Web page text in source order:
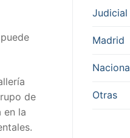
de
en la
Judicial
Madrid
Otras